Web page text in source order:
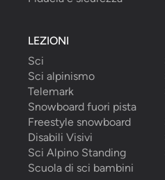
LEZIONI
Sci
Sci alpinismo
Telemark
Snowboard fuori pista
Freestyle snowboard
Disabili Visivi
Sci Alpino Standing
Scuola di sci bambini